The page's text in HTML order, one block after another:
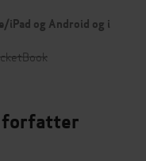
iPad og Android og i
forfatter